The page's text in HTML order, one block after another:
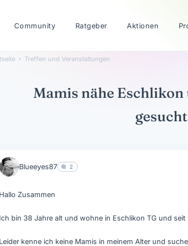
Community Ratgeber Aktionen
› Treffen und Veranstaltungen
Mamis nähe
gesucht
Blueeyes87 2
Hallo Zusammen
Ich bin 38 Jahre alt und wohne in Eschlikon TG und seit
Leider kenne ich keine Mamis in meinem Alter und